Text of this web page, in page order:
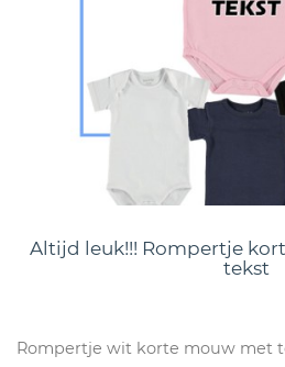
Altijd leuk!!! Rompertje
tekst
Rompertje wit korte mouw met